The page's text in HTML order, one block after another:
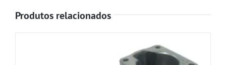
Produtos relacionados